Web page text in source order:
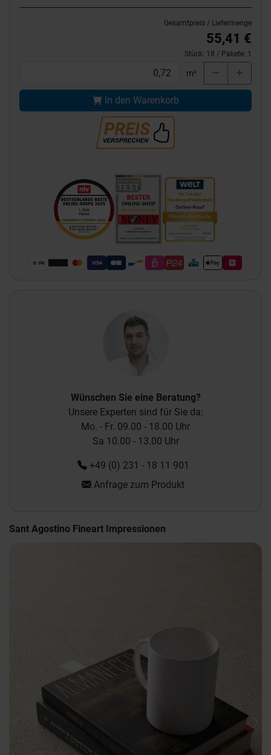
Gesamtpreis / Liefermenge
55,41 €
Stück: 18 / Pakete: 1
m²
In den Warenkorb
Wünschen Sie eine Beratung?
Unsere Experten sind für Sie da:
Mo. - Fr. 09.00 - 18.00 Uhr
Sa 10.00 - 13.00 Uhr
+49 (0) 231 - 18 11 901
Anfrage zum Produkt
Sant Agostino Fineart Impressionen
Previous